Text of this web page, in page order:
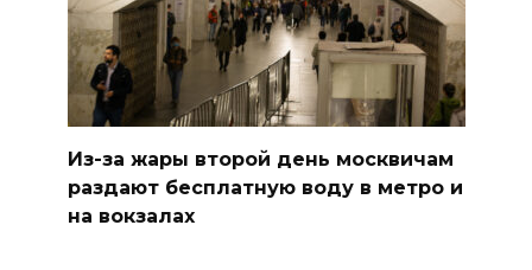
Из-за жары второй день москвичам
раздают бесплатную воду в метро и
на вокзалах